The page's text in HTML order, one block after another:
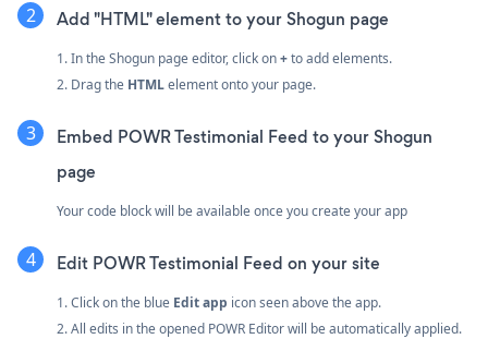
Add "HTML" element to your Shogun page
1. In the Shogun page editor, click on+to add elements.
2. Drag the HTMLelement onto your page.
Embed POWR Testimonial Feed to your Shogun
page
Your code block will be available once you create your app
Edit POWR Testimonial Feed on your site
1. Click on the blue Edit app icon seen above the app.
2. All edits in the opened POWR Editor will be automatically applied.